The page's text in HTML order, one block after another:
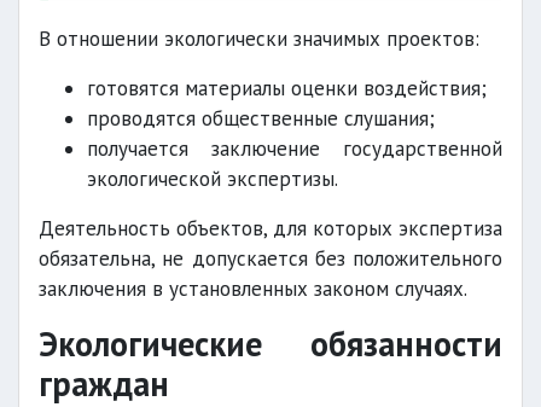
В отношении экологически значимых проектов:
готовятся материалы оценки воздействия;
проводятся общественные слушания;
получается заключение государственной
экологической экспертизы.
Деятельность объектов, для которых экспертиза
обязательна, не допускается без положительного
заключения в установленных законом случаях.
Экологические обязанности
граждан